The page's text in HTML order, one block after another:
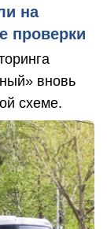
на
проверки
вновь
схеме.